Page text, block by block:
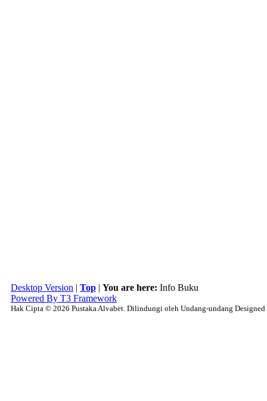
Desktop Version | Top | You are here: Info Buku
Powered By T3 Framework
Hak Cipta © 2026 Pustaka Alvabet. Dilindungi oleh Undang-undang